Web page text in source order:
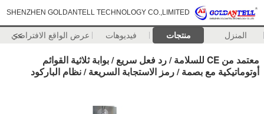
SHENZHEN GOLDANTELL TECHNOLOGY CO.,LIMITED
المنزل منتجات فيديوهات عرض الواقع الافتراضي
>>
معتمد من CE للسلامة / رد فعل سريع / بوابة ثلاثية القوائم
أوتوماتيكية مع بصمة / رمز الاستجابة السريعة / نظام الباركود